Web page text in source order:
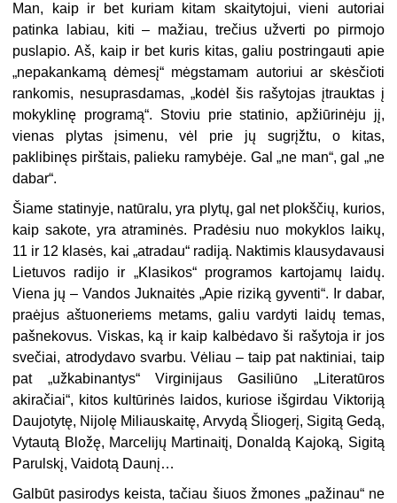
Man, kaip ir bet kuriam kitam skaitytojui, vieni autoriai
patinka labiau, kiti – mažiau, trečius užverti po pirmojo
puslapio. Aš, kaip ir bet kuris kitas, galiu postringauti apie
„nepakankamą dėmesį“ mėgstamam autoriui ar skėsčioti
rankomis, nesuprasdamas, „kodėl šis rašytojas įtrauktas į
mokyklinę programą“. Stoviu prie statinio, apžiūrinėju jį,
vienas plytas įsimenu, vėl prie jų sugrįžtu, o kitas,
paklibinęs pirštais, palieku ramybėje. Gal „ne man“, gal „ne
dabar“.
Šiame statinyje, natūralu, yra plytų, gal net plokščių, kurios,
kaip sakote, yra atraminės. Pradėsiu nuo mokyklos laikų,
11 ir 12 klasės, kai „atradau“ radiją. Naktimis klausydavausi
Lietuvos radijo ir „Klasikos“ programos kartojamų laidų.
Viena jų – Vandos Juknaitės „Apie riziką gyventi“. Ir dabar,
praėjus aštuoneriems metams, galiu vardyti laidų temas,
pašnekovus. Viskas, ką ir kaip kalbėdavo ši rašytoja ir jos
svečiai, atrodydavo svarbu. Vėliau – taip pat naktiniai, taip
pat „užkabinantys“ Virginijaus Gasiliūno „Literatūros
akiračiai“, kitos kultūrinės laidos, kuriose išgirdau Viktoriją
Daujotytę, Nijolę Miliauskaitę, Arvydą Šliogerį, Sigitą Gedą,
Vytautą Bložę, Marcelijų Martinaitį, Donaldą Kajoką, Sigitą
Parulskį, Vaidotą Daunį…
Galbūt pasirodys keista, tačiau šiuos žmones „pažinau“ ne